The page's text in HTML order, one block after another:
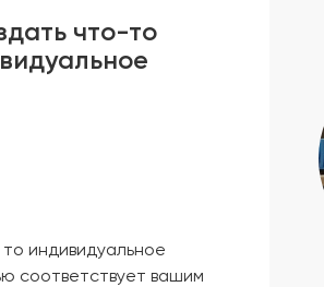
что-то
индивидуальное
соответствует вашим